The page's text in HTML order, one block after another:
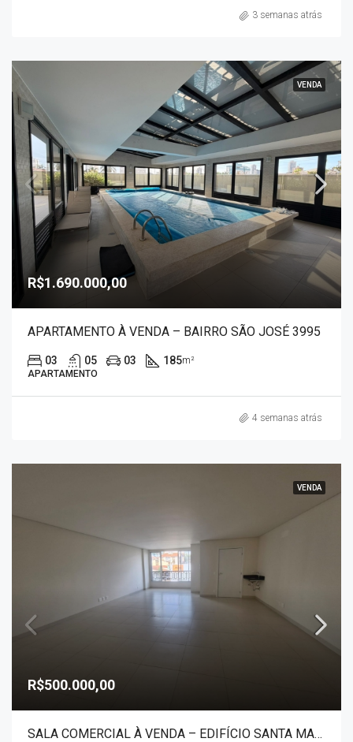
3 semanas atrás
VENDA
R$1.690.000,00
APARTAMENTO À VENDA – BAIRRO SÃO JOSÉ 3995
03 05 03 185m²
APARTAMENTO
4 semanas atrás
VENDA
R$500.000,00
SALA COMERCIAL À VENDA – EDIFÍCIO SANTA MARIA 30041